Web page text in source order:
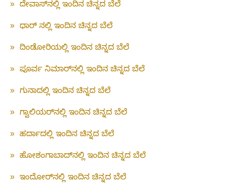
» ದೇವಾಸ್‌ನಲ್ಲಿ ಇಂದಿನ ಚಿನ್ನದ ಬೆಲೆ
» ಧಾರ್ ನಲ್ಲಿ ಇಂದಿನ ಚಿನ್ನದ ಬೆಲೆ
» ದಿಂಡೋರಿಯಲ್ಲಿ ಇಂದಿನ ಚಿನ್ನದ ಬೆಲೆ
» ಪೂರ್ವ ನಿಮಾರ್‌ನಲ್ಲಿ ಇಂದಿನ ಚಿನ್ನದ ಬೆಲೆ
» ಗುನಾದಲ್ಲಿ ಇಂದಿನ ಚಿನ್ನದ ಬೆಲೆ
» ಗ್ವಾಲಿಯರ್‌ನಲ್ಲಿ ಇಂದಿನ ಚಿನ್ನದ ಬೆಲೆ
» ಹರ್ದಾದಲ್ಲಿ ಇಂದಿನ ಚಿನ್ನದ ಬೆಲೆ
» ಹೋಶಂಗಾಬಾದ್‌ನಲ್ಲಿ ಇಂದಿನ ಚಿನ್ನದ ಬೆಲೆ
» ಇಂದೋರ್‌ನಲ್ಲಿ ಇಂದಿನ ಚಿನ್ನದ ಬೆಲೆ